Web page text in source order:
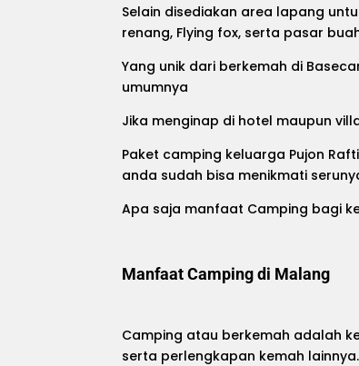
Selain disediakan area lapang
renang, Flying fox, serta pasar
Yang unik dari berkemah di
umumnya
Jika menginap di hotel maupun
Paket camping keluarga Pujon
anda sudah bisa menikmati
Apa saja manfaat Camping bagi
Manfaat Camping di Malang
Camping atau berkemah adalah
serta perlengkapan kemah lainnya.